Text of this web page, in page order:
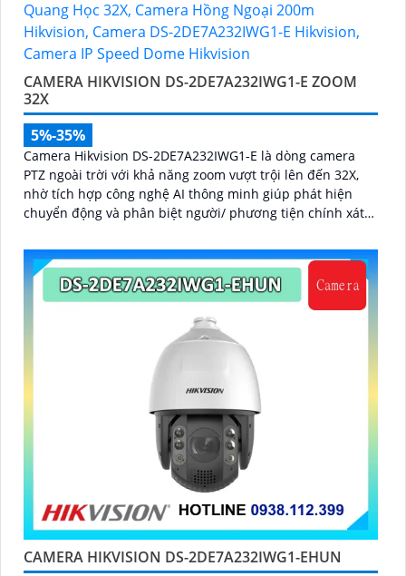
CAMERA HIKVISION DS-2DE7A232IWG1-E ZOOM
32X
5%-35%
Camera Hikvision DS-2DE7A232IWG1-E là dòng camera
PTZ ngoài trời với khả năng zoom vượt trội lên đến 32X,
nhờ tích hợp công nghệ AI thông minh giúp phát hiện
chuyển động và phân biệt người/ phương tiện chính xát
nghiệm giám sát có âm thanh
CAMERA HIKVISION DS-2DE7A232IWG1-EHUN